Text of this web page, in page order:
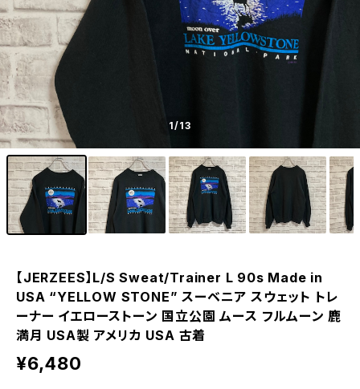
1/13
【JERZEES】L/S Sweat/Trainer L 90s Made in
USA “YELLOW STONE” スーベニア スウェット トレ
ーナー イエローストーン 国立公園 ムース フルムーン 鹿
満月 USA製 アメリカ USA 古着
¥6,480